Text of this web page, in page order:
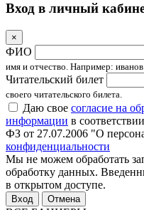
Вход в личный
×
ФИО
имя и отчество. Например:
Читательский билет
своего читательского билета.
Даю свое согласие на
информации в
ФЗ от 27.07.2006 "О
конфиденциальности
Мы не можем обработать
обработку данных.
в открытом доступе.
Отмена